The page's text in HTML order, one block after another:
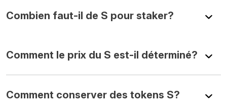
Combien faut-il de S pour staker?
Comment le prix du S est-il déterminé?
Comment conserver des tokens S?